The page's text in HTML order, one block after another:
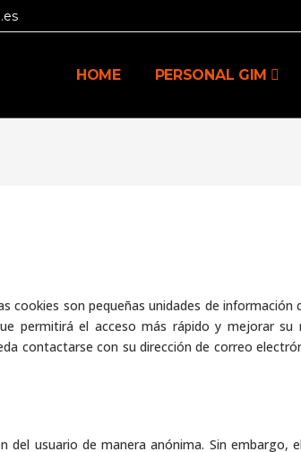
HOME PERSONAL GIM
cookies son pequeñas unidades de
permitirá el acceso más rápido y mejorar su
contactarse con su dirección de correo
usuario de manera anónima. Sin embargo,